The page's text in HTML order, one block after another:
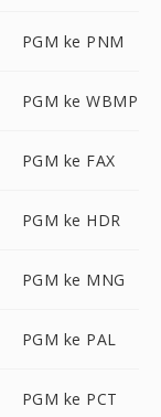
PGM ke PNM
PGM ke WBMP
PGM ke FAX
PGM ke HDR
PGM ke MNG
PGM ke PAL
PGM ke PCT